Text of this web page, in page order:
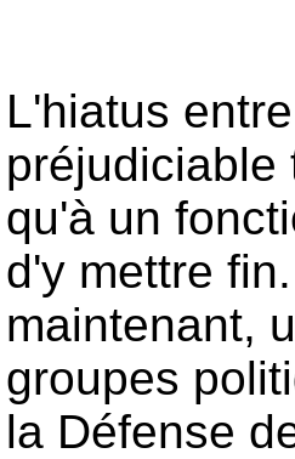
L'hiatus
préjudiciable
qu'à un
d'y mettre
maintenant,
groupes
la Défense